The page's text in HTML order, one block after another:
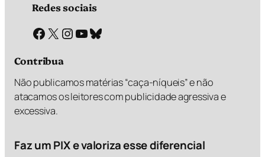
Redes sociais
Facebook X Instagram Youtube Bluesky
Contribua
Não publicamos matérias “caça-níqueis” e não
atacamos os leitores com publicidade agressiva e
excessiva.
Faz um PIX e valoriza esse diferencial